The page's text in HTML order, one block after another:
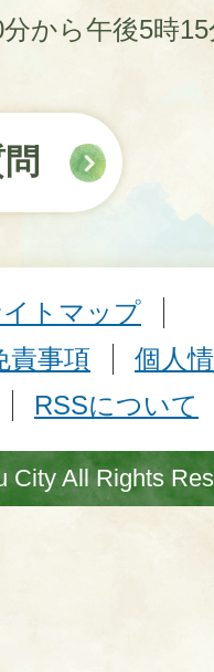
から午後5時
トマップ
責事項
個人
RSSについて
City All Rights